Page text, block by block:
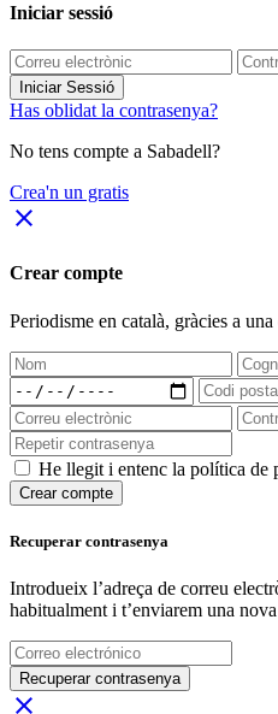
Iniciar sessió
Iniciar Sessió
Has oblidat la contrasenya?
No tens compte a Sabadell?
Crea'n un gratis
close
Crear compte
Periodisme en català, gràcies a
He llegit i entenc la política de
Crear compte
Recuperar contrasenya
Introdueix l’adreça de correu
habitualment i t’enviarem una nova
Recuperar contrasenya
close